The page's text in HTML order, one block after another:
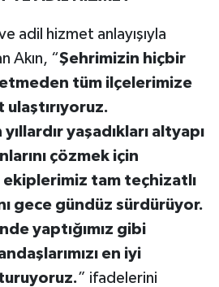
adil hizmet anlayışıyla
Akın, “Şehrimizin hiçbir
tüm ilçelerimize
yıllardır yaşadıkları altyapı
çözmek için
ekiplerimiz tam teçhizatlı
gece gündüz sürdürüyor.
yaptığımız gibi
en iyi
” ifadelerini